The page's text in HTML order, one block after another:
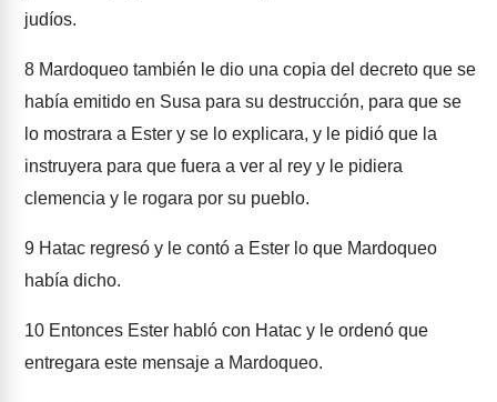
judíos.
8 Mardoqueo también le dio una copia del decreto que se
había emitido en Susa para su destrucción, para que se
lo mostrara a Ester y se lo explicara, y le pidió que la
instruyera para que fuera a ver al rey y le pidiera
clemencia y le rogara por su pueblo.
9 Hatac regresó y le contó a Ester lo que Mardoqueo
había dicho.
10 Entonces Ester habló con Hatac y le ordenó que
entregara este mensaje a Mardoqueo.